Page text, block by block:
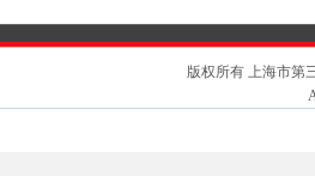
版权所有 上海市第